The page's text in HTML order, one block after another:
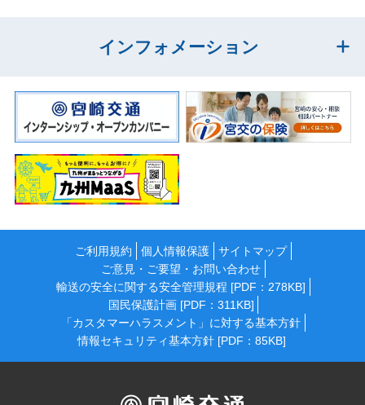
インフォメーション
ご利用規約 個人情報保護
サイトマップ
ご意見・ご要望・お問い合わせ
輸送の安全に関する安全管理規程 [PDF：278KB]
国民保護計画 [PDF：311KB]
「カスタマーハラスメント」に対する基本方針
情報セキュリティ基本方針 [PDF：85KB]